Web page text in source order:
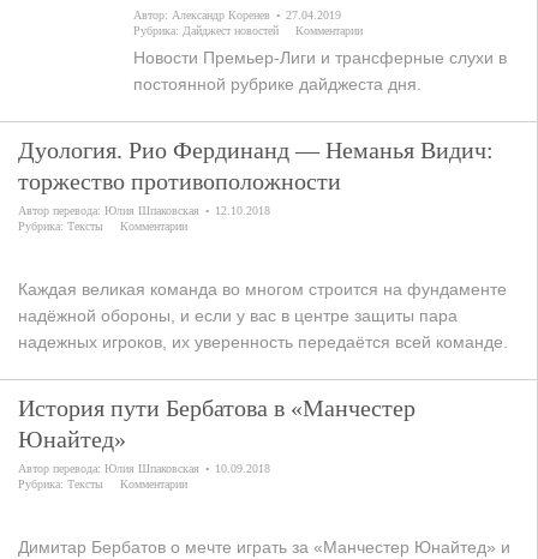
Автор: Александр Коренев
27.04.2019
Рубрика: Дайджест новостей Комментарии
Новости Премьер-Лиги и трансферные слухи в
постоянной рубрике дайджеста дня.
Дуология. Рио Фердинанд — Неманья Видич:
торжество противоположности
Автор перевода: Юлия Шпаковская
12.10.2018
Рубрика: Тексты Комментарии
Каждая великая команда во многом строится на фундаменте
надёжной обороны, и если у вас в центре защиты пара
надежных игроков, их уверенность передаётся всей команде.
История пути Бербатова в «Манчестер
Юнайтед»
Автор перевода: Юлия Шпаковская
10.09.2018
Рубрика: Тексты Комментарии
Димитар Бербатов о мечте играть за «Манчестер Юнайтед» и